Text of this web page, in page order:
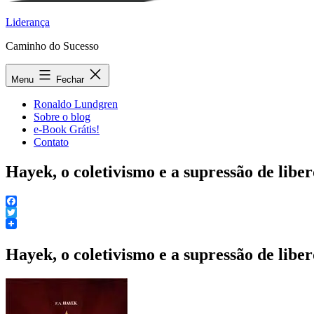
Liderança
Caminho do Sucesso
Menu Fechar
Ronaldo Lundgren
Sobre o blog
e-Book Grátis!
Contato
Hayek, o coletivismo e a supressão de
Facebook
Twitter
Hayek, o coletivismo e a supressão de